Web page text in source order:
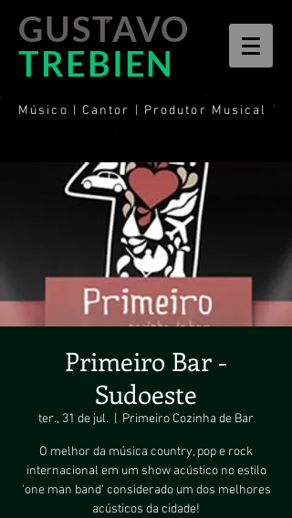
GUSTAVO
TREBIEN
Músico | Cantor | Produtor Musical
Primeiro Bar -
Sudoeste
ter., 31 de jul. Primeiro Cozinha de Bar
O melhor da música country, pop e rock
internacional em um show acústico no estilo
'one man band' considerado um dos melhores
acústicos da cidade!